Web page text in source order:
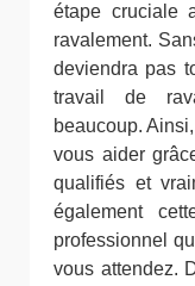
étape cruciale
ravalement.
deviendra pas
travail de
beaucoup.
vous aider
qualifiés et
également
professionnel
vous attendez.